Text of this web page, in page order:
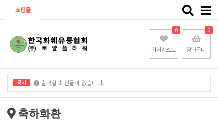
쇼핑몰
Toggle
위시리스트
0
장바구니
0
공지 출력할 최신글이 없습니다.
출력할 최신글이 없습니다.
축하화환